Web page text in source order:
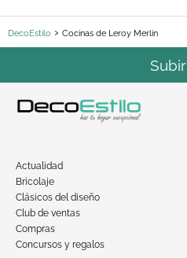
DecoEstilo Cocinas de Leroy Merlin
Subir
Actualidad
Bricolaje
Clásicos del diseño
Club de ventas
Compras
Concursos y regalos